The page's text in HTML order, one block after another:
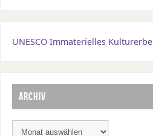
UNESCO Immaterielles Kulturerbe
ARCHIV